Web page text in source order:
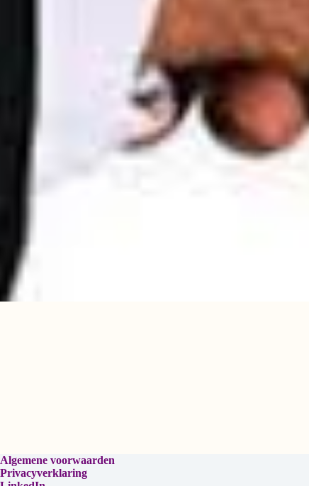
Algemene voorwaarden
Privacyverklaring